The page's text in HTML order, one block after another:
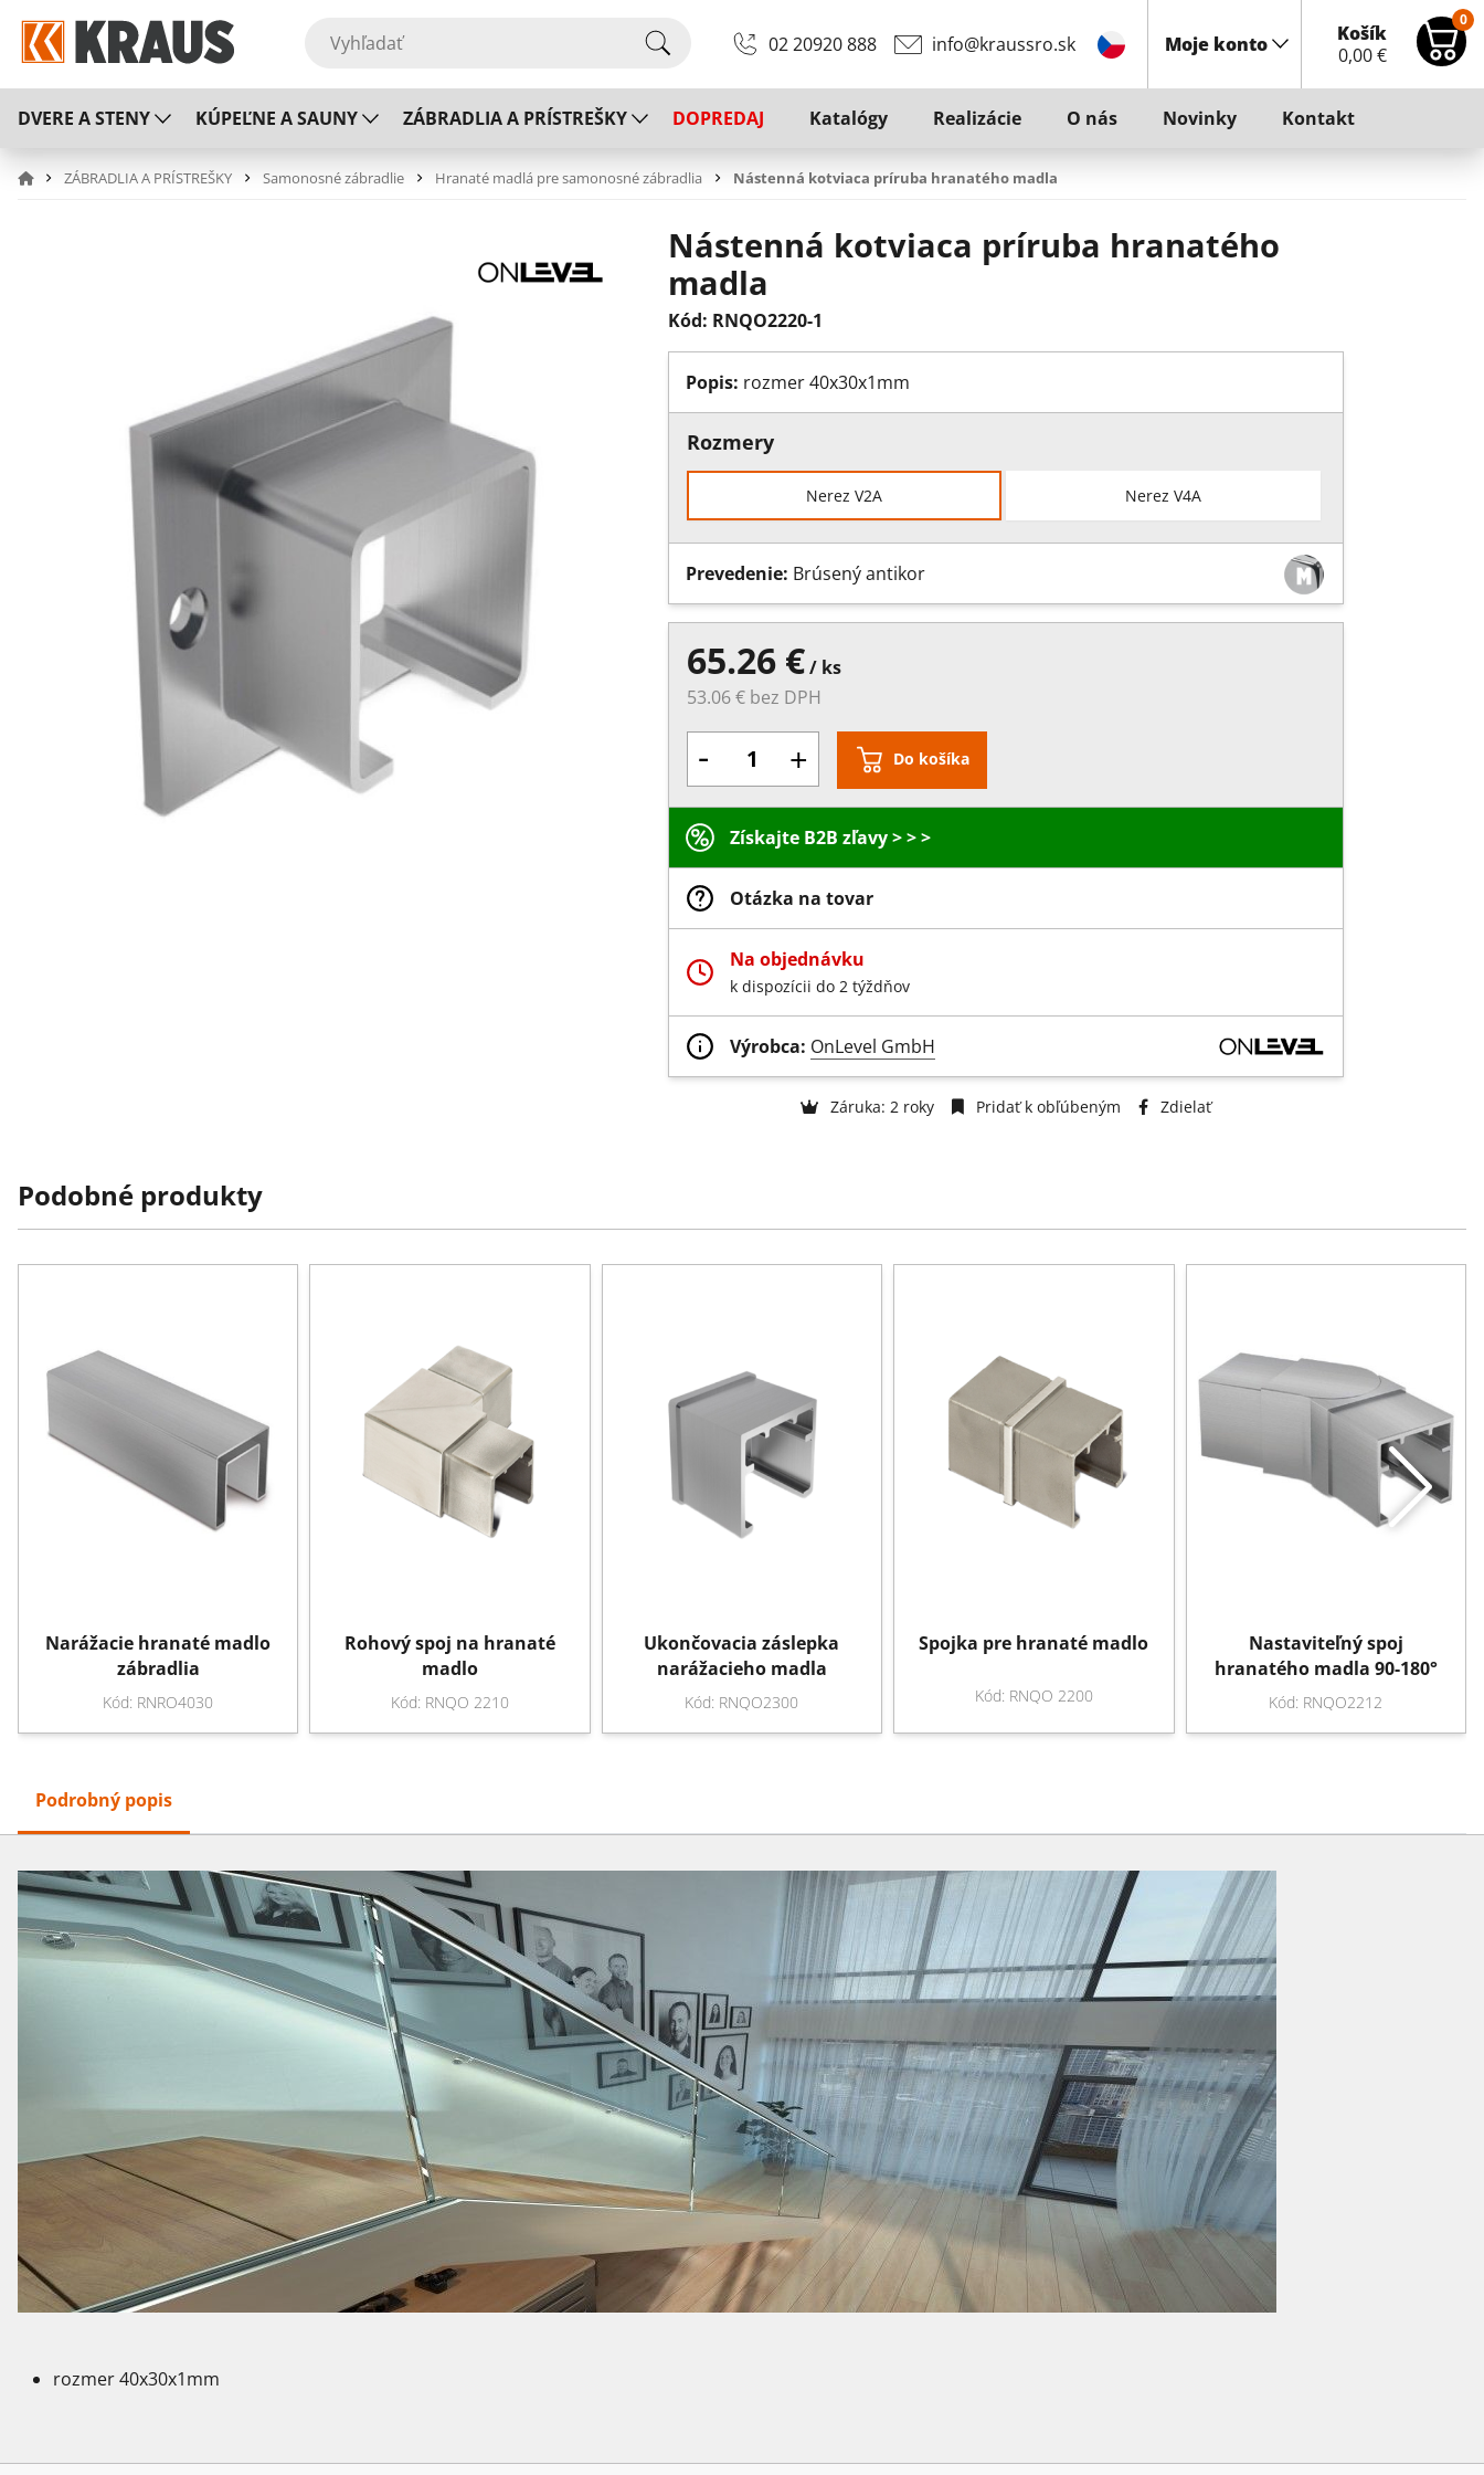
02 20920 888 info@kraussro.sk Moje konto
Košík
0,00€
0
DVERE A STENY KÚPEĽNE A SAUNY ZÁBRADLIA A PRÍSTREŠKY DOPREDAJ Katalógy Realizácie O nás Novinky Kontakt
ZÁBRADLIA A PRÍSTREŠKY Samonosné zábradlie Hranaté madlá pre samonosné zábradlia Nástenná kotviaca príruba hranatého madla
Nástenná kotviaca príruba hranatého
madla
Kód: RNQO2220-1
Popis: rozmer 40x30x1mm
Rozmery
Nerez V2A Nerez V4A
Prevedenie: Brúsený antikor
65.26 €/ ks
53.06 € bez DPH
- + Do košíka
Získajte B2B zľavy > > >
Otázka na tovar
Na objednávku
k dispozícii do 2 týždňov
Výrobca: OnLevel GmbH
Záruka: 2 roky Pridať k obľúbeným Zdielať
Podobné produkty
Narážacie hranaté madlo
zábradlia
Kód: RNRO4030
Rohový spoj na hranaté
madlo
Kód: RNQO 2210
Ukončovacia záslepka
narážacieho madla
Kód: RNQO2300
Spojka pre hranaté madlo
Kód: RNQO 2200
Nastaviteľný spoj
hranatého madla 90-180°
Kód: RNQO2212
Podrobný popis
rozmer 40x30x1mm